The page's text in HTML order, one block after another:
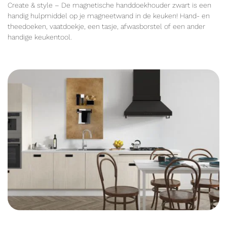
Create & style – De magnetische handdoekhouder zwart is een
handig hulpmiddel op je magneetwand in de keuken! Hand- en
theedoeken, vaatdoekje, een tasje, afwasborstel of een ander
handige keukentool.